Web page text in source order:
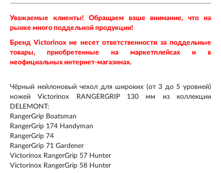
Уважаемые клиенты! Обращаем ваше внимание, что на
рынке много поддельной продукции!
Бренд Victorinox не несет ответственности за поддельные
товары, приобретенные на маркетплейсах и в
неофициальных интернет-магазинах.
Чёрный нейлоновый чехол для широких (от 3 до 5 уровней)
ножей Victorinox RANGERGRIP 130 мм из коллекции
DELEMONT:
RangerGrip Boatsman
RangerGrip 174 Handyman
RangerGrip 74
RangerGrip 71 Gardener
Victorinox RangerGrip 57 Hunter
Victorinox RangerGrip 58 Hunter